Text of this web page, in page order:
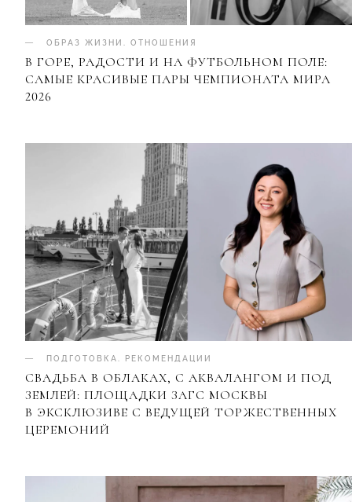
ОБРАЗ ЖИЗНИ ОТНОШЕНИЯ
В ГОРЕ, РАДОСТИ И НА ФУТБОЛЬНОМ ПОЛЕ:
САМЫЕ КРАСИВЫЕ ПАРЫ ЧЕМПИОНАТА МИРА
2026
ПОДГОТОВКА. РЕКОМЕНДАЦИИ
СВАДЬБА В ОБЛАКАХ, С АКВАЛАНГОМ И ПОД
ЗЕМЛЕЙ: ПЛОЩАДКИ ЗАГС МОСКВЫ
В ЭКСКЛЮЗИВЕ С ВЕДУЩЕЙ ТОРЖЕСТВЕННЫХ
ЦЕРЕМОНИЙ